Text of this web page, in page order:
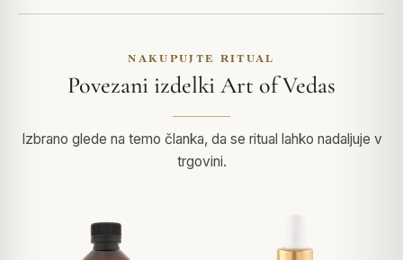
NAKUPUJTE RITUAL
Povezani izdelki Art of Vedas
Izbrano glede na temo članka, da se ritual lahko nadaljuje v
trgovini.